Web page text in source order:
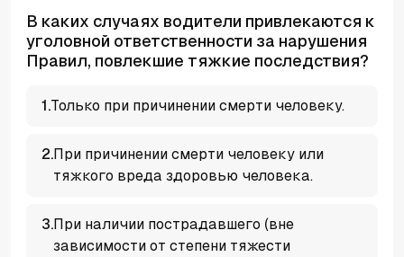
В каких случаях водители привлекаются к
уголовной ответственности за нарушения
Правил, повлекшие тяжкие последствия?
1.Только при причинении смерти человеку.
2.При причинении смерти человеку или
тяжкого вреда здоровью человека.
3.При наличии пострадавшего (вне
зависимости от степени тяжести